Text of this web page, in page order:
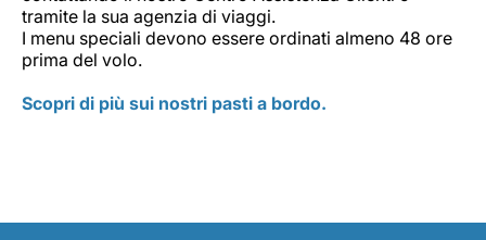
tramite la sua agenzia di viaggi.
I menu speciali devono essere ordinati almeno 48 ore
prima del volo.
Scopri di più sui nostri pasti a bordo.